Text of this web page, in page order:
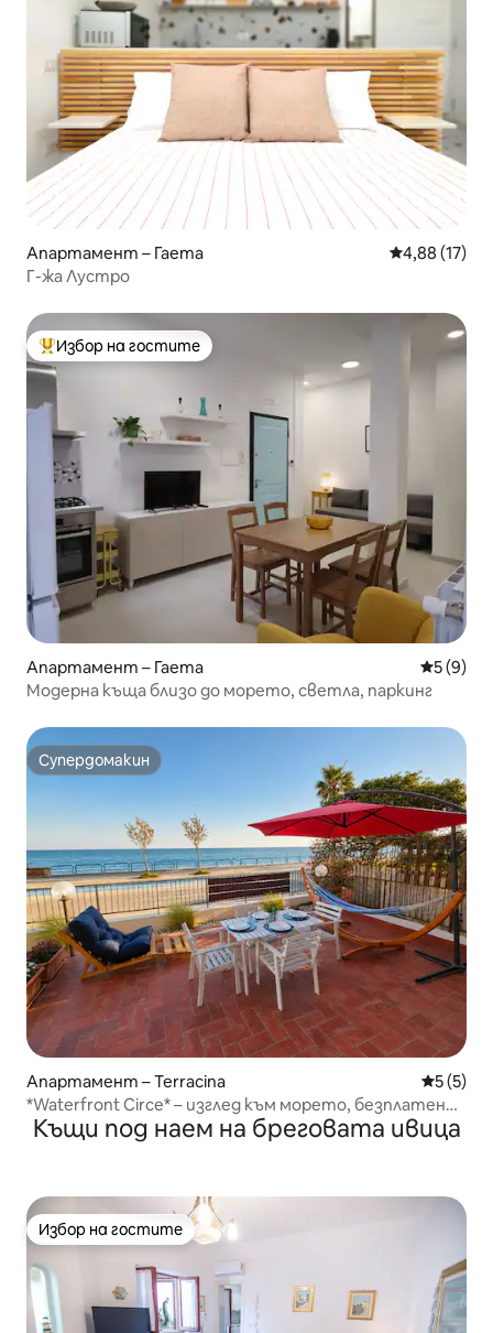
Апартамент – Гаета Средна
4,88 (17)
Г-жа Лустро
Най-популярен избор на гостите
Избор на гостите
Апартамент – Гаета Средна
5 (9)
Модерна къща близо до морето, светла, паркинг
Супердомакин
Супердомакин
Апартамент – Terracina Средна
5 (5)
*Waterfront Circe* – изглед към морето, безплатен
паркинг
Къщи под наем на бреговата ивица
Избор на гостите
Избор на гостите